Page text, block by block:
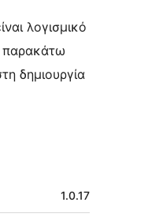
λογισμικό
παρακάτω
δημιουργία
1.0.17